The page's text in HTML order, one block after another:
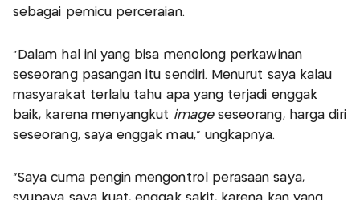
sebagai pemicu perceraian.
"Dalam hal ini yang bisa menolong perkawinan
seseorang pasangan itu sendiri. Menurut saya kalau
masyarakat terlalu tahu apa yang terjadi enggak
baik, karena menyangkut image seseorang, harga diri
seseorang, saya enggak mau," ungkapnya.
"Saya cuma pengin mengontrol perasaan saya,